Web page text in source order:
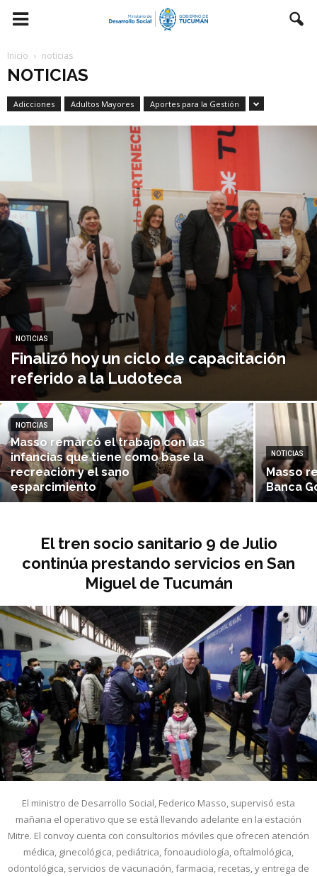
Inicio noticias
NOTICIAS
Adicciones Adultos Mayores Aportes para la Gestión
NOTICIAS
Finalizó hoy un ciclo de capacitación
referido a la Ludoteca
NOTICIAS
Masso remarcó el trabajo con las
infancias que tiene como base la
recreación y el sano
esparcimiento
NOTICIAS
Masso
Banca
El tren socio sanitario 9 de Julio
continúa prestando servicios en San
Miguel de Tucumán
El ministro de Desarrollo Social, Federico Masso, supervisó esta
mañana el operativo que se está llevando adelante en la estación
Mitre. El convoy cuenta con consultorios móviles que ofrecen atención
médica, ginecológica, pediátrica, fonoaudiología, oftalmológica,
odontológica, servicios de vacunación, farmacia, recetas, y entrega de